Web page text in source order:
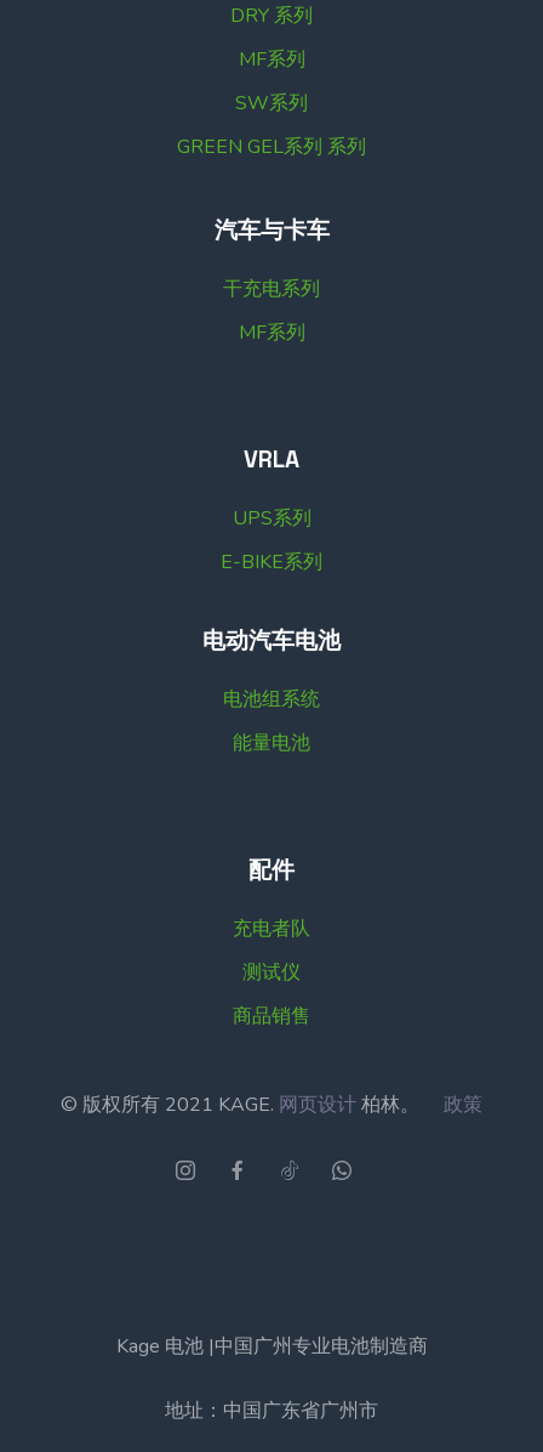
DRY 系列
MF系列
SW系列
GREEN GEL系列 系列
汽车与卡车
干充电系列
MF系列
VRLA
UPS系列
E-BIKE系列
电动汽车电池
电池组系统
能量电池
配件
充电者队
测试仪
商品销售
© 版权所有 2021 KAGE. 网页设计柏林。 政策
Kage 电池 |中国广州专业电池制造商
地址：中国广东省广州市